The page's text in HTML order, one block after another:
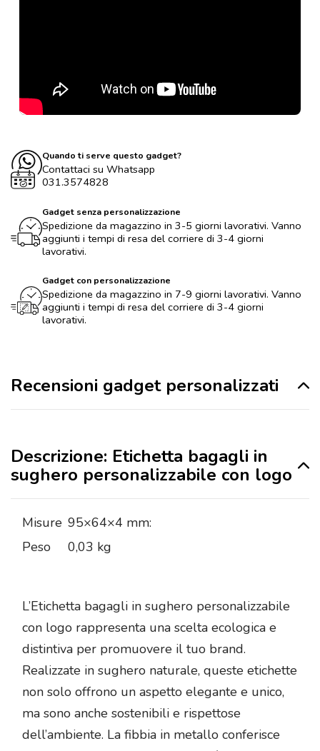
Quando ti serve questo gadget?
Contattaci su Whatsapp
031.3574828
Gadget senza personalizzazione
Spedizione da magazzino in 3-5 giorni lavorativi. Vanno
aggiunti i tempi di resa del corriere di 3-4 giorni
lavorativi.
Gadget con personalizzazione
Spedizione da magazzino in 7-9 giorni lavorativi. Vanno
aggiunti i tempi di resa del corriere di 3-4 giorni
lavorativi.
Recensioni gadget personalizzati
Descrizione: Etichetta bagagli in
sughero personalizzabile con logo
Misure 95×64×4 mm:
Peso
0,03 kg
L’Etichetta bagagli in sughero personalizzabile
con logo rappresenta una scelta ecologica e
distintiva per promuovere il tuo brand.
Realizzate in sughero naturale, queste etichette
non solo offrono un aspetto elegante e unico,
ma sono anche sostenibili e rispettose
dell’ambiente. La fibbia in metallo conferisce